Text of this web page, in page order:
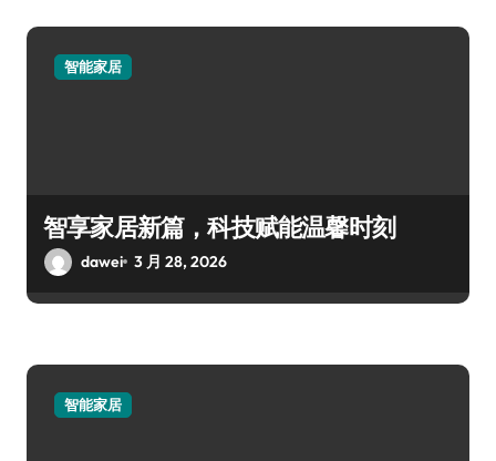
智能家居
智享家居新篇，科技赋能温馨时刻
dawei 3 月 28, 2026
智能家居